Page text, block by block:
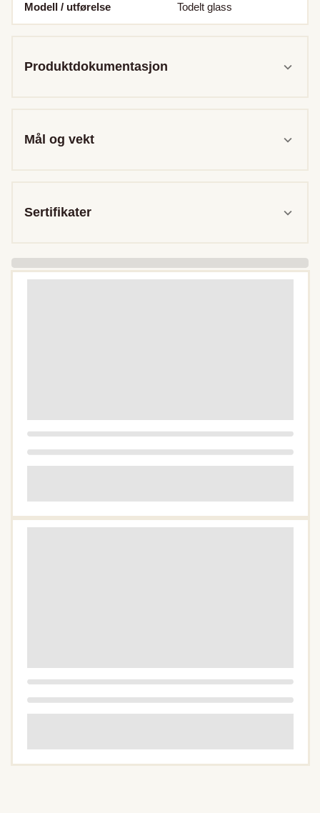
Modell / utførelse Todelt glass
Produktdokumentasjon
Mål og vekt
Sertifikater